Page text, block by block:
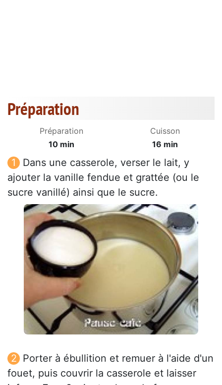
Préparation
Préparation
10 min
Cuisson
16 min
Dans une casserole, verser le lait, y
ajouter la vanille fendue et grattée (ou le
sucre vanillé) ainsi que le sucre.
Porter à ébullition et remuer à l'aide d'un
fouet, puis couvrir la casserole et laisser